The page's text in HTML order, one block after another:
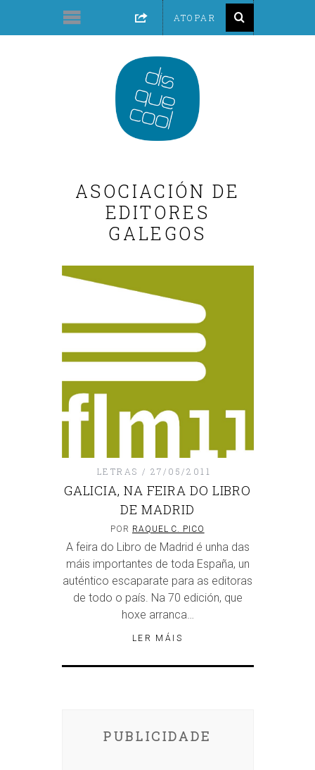
ASOCIACIÓN DE
EDITORES
GALEGOS
LETRAS 27/05/2011
GALICIA, NA FEIRA DO LIBRO
DE MADRID
POR RAQUEL C. PICO
A feira do Libro de Madrid é unha das
máis importantes de toda España, un
auténtico escaparate para as editoras
de todo o país. Na 70 edición, que
hoxe arranca…
LER MÁIS
PUBLICIDADE